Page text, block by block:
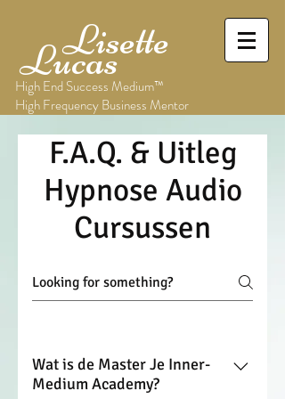
Lisette
Lucas
High End Success Medium™
High Frequency Business Mentor
F.A.Q. & Uitleg
Hypnose Audio
Cursussen
Wat is de Master Je Inner-
Medium Academy?